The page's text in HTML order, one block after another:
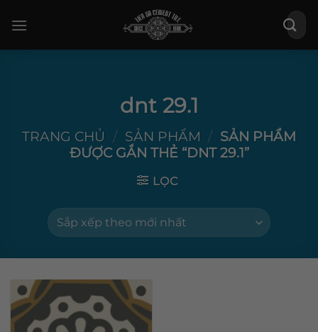
qua
Tìm
kiếm:
dnt 29.1
TRANG CHỦ / SẢN PHẨM / SẢN PHẨM
ĐƯỢC GẮN THẺ “DNT 29.1”
LỌC